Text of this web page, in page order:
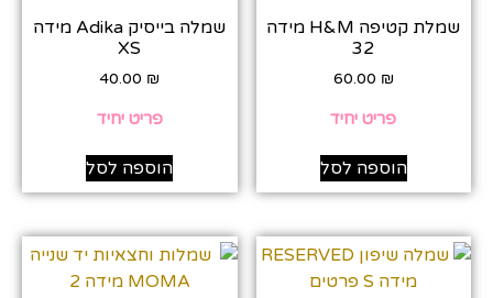
שמלת קטיפה H&M מידה
32
60.00 ₪
פריט יחיד
הוספה לסל
שמלה בייסיק Adika מידה
XS
40.00 ₪
פריט יחיד
הוספה לסל